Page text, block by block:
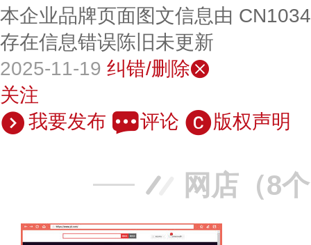
本企业品牌页面图文信息由
存在信息错误陈旧未更新
2025-11-19 纠错/删除
关注
我要发布
评论 版权声明
网店（8